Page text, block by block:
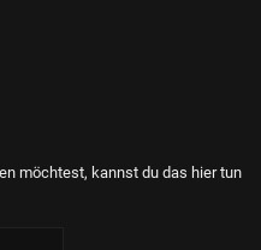
möchtest, kannst du das hier tun